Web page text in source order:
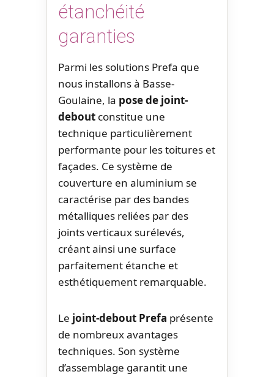
étanchéité
garanties
Parmi les solutions Prefa que
nous installons à Basse-
Goulaine, la pose de joint-
debout constitue une
technique particulièrement
performante pour les toitures et
façades. Ce système de
couverture en aluminium se
caractérise par des bandes
métalliques reliées par des
joints verticaux surélevés,
créant ainsi une surface
parfaitement étanche et
esthétiquement remarquable.
Le joint-debout Prefa présente
de nombreux avantages
techniques. Son système
d’assemblage garantit une